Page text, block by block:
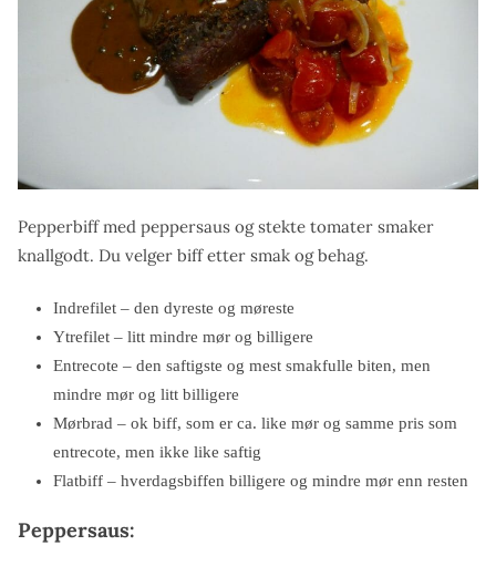
Pepperbiff med peppersaus og stekte tomater smaker
knallgodt. Du velger biff etter smak og behag.
Indrefilet – den dyreste og møreste
Ytrefilet – litt mindre mør og billigere
Entrecote – den saftigste og mest smakfulle biten, men
mindre mør og litt billigere
Mørbrad – ok biff, som er ca. like mør og samme pris som
entrecote, men ikke like saftig
Flatbiff – hverdagsbiffen billigere og mindre mør enn resten
Peppersaus: